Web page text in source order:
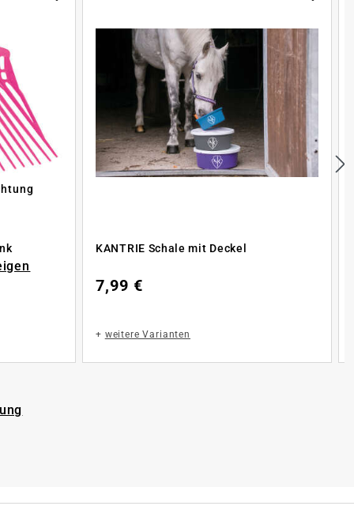
KANTRIE Schale mit Deckel
7,99 €
+ weitere Varianten